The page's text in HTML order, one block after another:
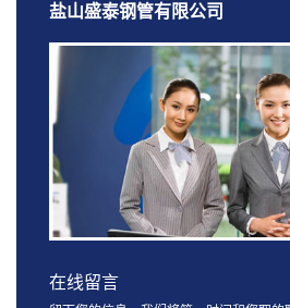
盐山盛泰钢管有限公司
在线留言